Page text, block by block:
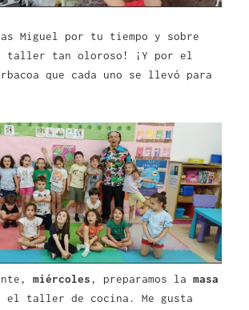
Miguel por tu tiempo y sobre
taller tan oloroso! ¡Y por el
que cada uno se llevó para
miércoles, preparamos lamasa
el taller de cocina. Me gusta